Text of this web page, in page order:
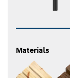
Materiāls